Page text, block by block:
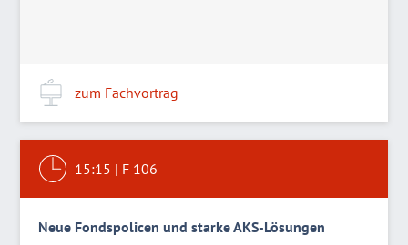
zum Fachvortrag
15:15 | F 106
Neue Fondspolicen und starke AKS-Lösungen